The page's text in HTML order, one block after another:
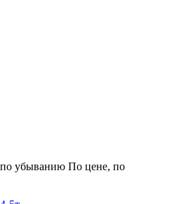
убыванию По цене, по